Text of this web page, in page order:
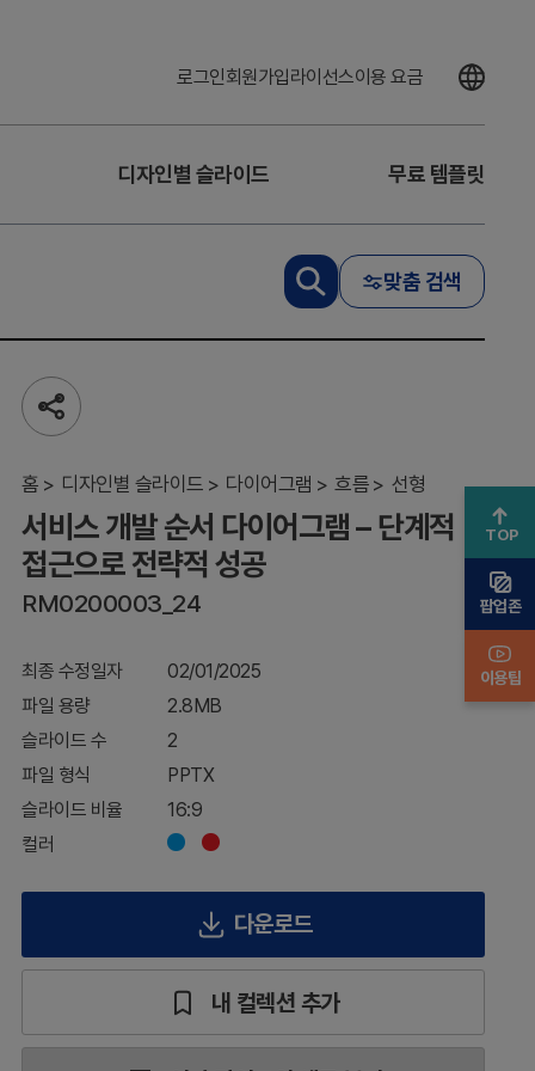
로그인회원가입라이선스이용 요금
디자인별 슬라이드 무료 템플릿
맞춤 검색
공
유
기
홈 디자인별 슬라이드 다이어그램 흐름 선형
비
서
이
어
그
–
단
계
적
접
근
전
략
성
공
서비스 개발 순서 다이어그램 – 단계적
접근으로 전략적 성공
RM0200003_24
최종 수정일자
02/01/2025
파일 용량
2.8MB
슬라이드 수
2
파일 형식
PPTX
슬라이드 비율
16:9
컬러
다운로드
내 컬렉션 추가
TOP
팝업존
이용팁